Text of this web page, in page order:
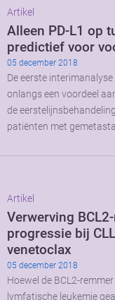
Artikel
Alleen PD-L1 op
predictief voor
05 december 2018
De eerste
onlangs een voordeel
de
patiënten met
Artikel
Verwerving
progressie bij
venetoclax
05 december 2018
Hoewel de BCL2-
lymfatische leukemie